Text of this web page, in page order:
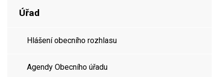
Úřad
Hlášení obecního rozhlasu
Agendy Obecního úřadu